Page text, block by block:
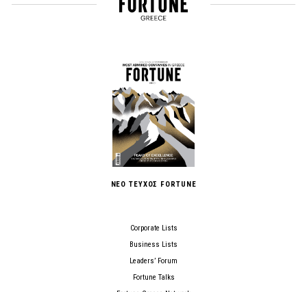
ΝΕΟ ΤΕΥΧΟΣ FORTUNE
Corporate Lists
Business Lists
Leaders’ Forum
Fortune Talks